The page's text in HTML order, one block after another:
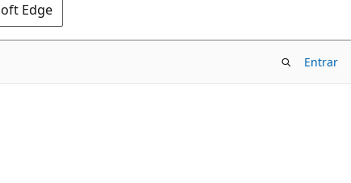
Edge
Entrar